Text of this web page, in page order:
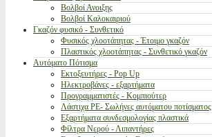
Βολβοί Ανοιξης
Βολβοί Καλοκαιριού
Γκαζόν φυσικό - Συνθετικό
Φυσικός χλοοτάπητας - Έτοιμο γκαζόν
Πλαστικός χλοοτάπητας - Συνθετικό γκαζόν
Αυτόματο Πότισμα
Εκτοξευτήρες - Pop Up
Ηλεκτροβάνες - εξαρτήματα
Προγραμματιστές - Κομπιούτερ
Λάστιχα PE- Σωλήνες αυτόματου ποτίσματος
Εξαρτήματα συνδεσμολογίας πλαστικά
Φίλτρα Νερού - Λιπαντήρες